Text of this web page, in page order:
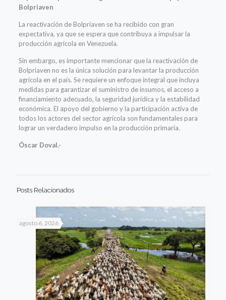
Bolpriaven
La reactivación de Bolpriaven se ha recibido con gran
expectativa, ya que se espera que contribuya a impulsar la
producción agrícola en Venezuela.
Sin embargo, es importante mencionar que la reactivación de
Bolpriaven no es la única solución para levantar la producción
agrícola en el país. Se requiere un enfoque integral que incluya
medidas para garantizar el suministro de insumos, el acceso a
financiamiento adecuado, la seguridad jurídica y la estabilidad
económica. El apoyo del gobierno y la participación activa de
todos los actores del sector agrícola son fundamentales para
lograr un verdadero impulso en la producción primaria.
Óscar Doval.-
Posts Relacionados
agosto 6, 2026